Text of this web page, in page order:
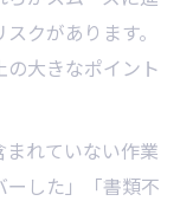
クがあります。
大きなポイント
れていない作業
した」「書類不